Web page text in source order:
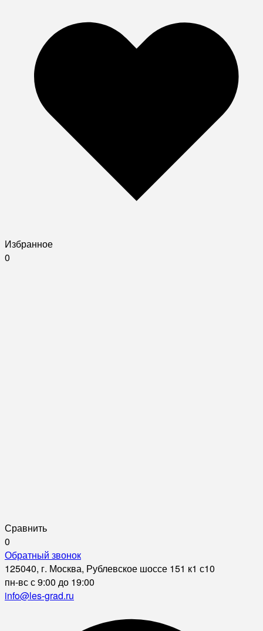
Избранное
0
Сравнить
0
Обратный звонок
125040, г. Москва, Рублевское шоссе 151 к1 с10
пн-вс с 9:00 до 19:00
info@les-grad.ru